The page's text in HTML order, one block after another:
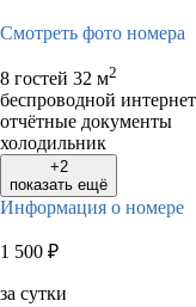
Смотреть фото номера
8 гостей 32 м2
беспроводной
отчётные документы
холодильник
+2
показать ещё
Информация о номере
1 500 ₽
за сутки